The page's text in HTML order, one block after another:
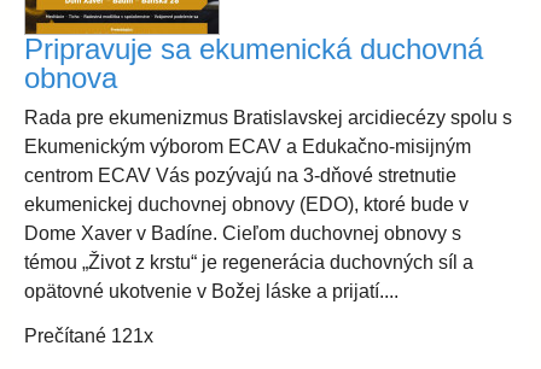
Pripravuje sa ekumenická duchovná
obnova
Rada pre ekumenizmus Bratislavskej arcidiecézy spolu s
Ekumenickým výborom ECAV a Edukačno-misijným
centrom ECAV Vás pozývajú na 3-dňové stretnutie
ekumenickej duchovnej obnovy (EDO), ktoré bude v
Dome Xaver v Badíne. Cieľom duchovnej obnovy s
témou „Život z krstu“ je regenerácia duchovných síl a
opätovné ukotvenie v Božej láske a prijatí....
Prečítané 121x